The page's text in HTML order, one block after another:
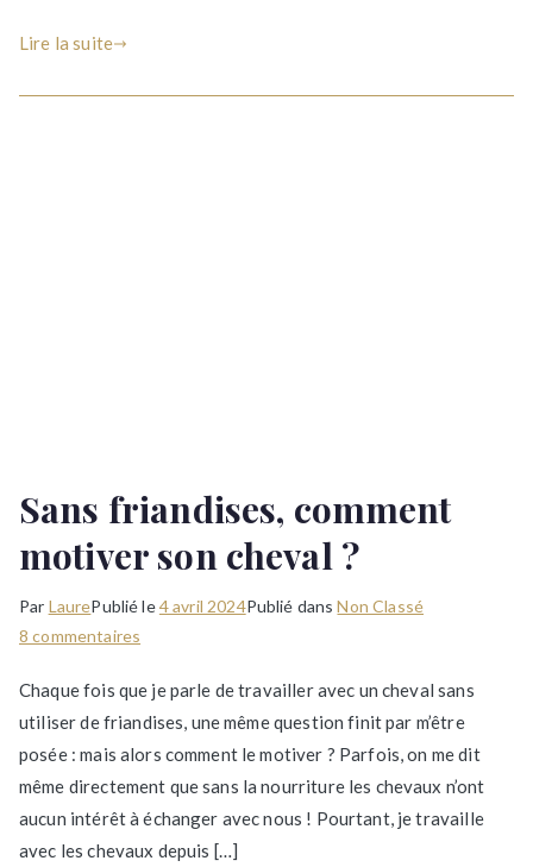
?
Lire la suite
Sans friandises, comment
motiver son cheval ?
Par LaurePublié le4 avril 2024Publié dansNon Classé
8 commentaires
friandises,
comment
motiver
son
cheval
Chaque fois que je parle de travailler avec un cheval sans
utiliser de friandises, une même question finit par m’être
posée : mais alors comment le motiver ? Parfois, on me dit
même directement que sans la nourriture les chevaux n’ont
aucun intérêt à échanger avec nous ! Pourtant, je travaille
avec les chevaux depuis […]